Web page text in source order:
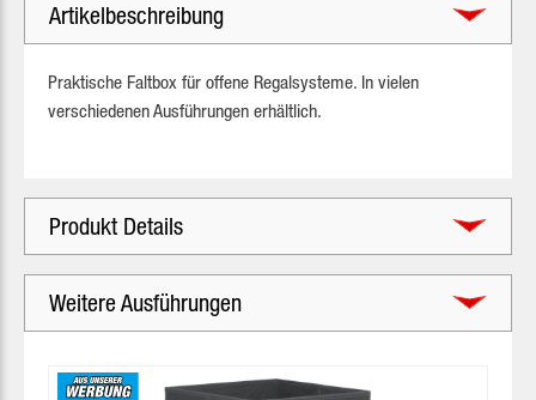
Artikelbeschreibung
Praktische Faltbox für offene Regalsysteme. In vielen
verschiedenen Ausführungen erhältlich.
Produkt Details
Weitere Ausführungen